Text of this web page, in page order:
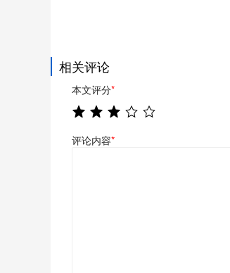
相关评论
本文评分*
评论内容*